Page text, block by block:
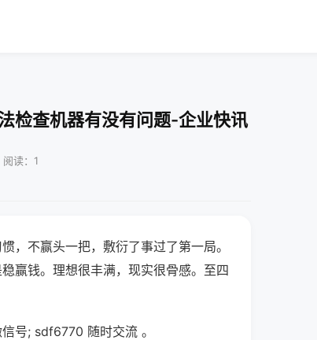
检查机器有没有问题-企业快讯
读：1
，不赢头一把，敷衍了事过了第一局。
赢钱。理想很丰满，现实很骨感。至四
号; sdf6770 随时交流 。